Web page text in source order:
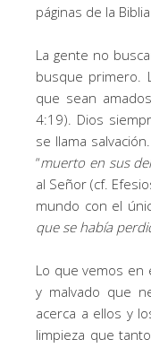
páginas de la Biblia.
La gente no
busque primero.
que sean
4:19). Dios
se llama
“muerto en sus
al Señor (cf.
mundo con el
que se había
Lo que vemos en
y malvado que
acerca a ellos y
limpieza que